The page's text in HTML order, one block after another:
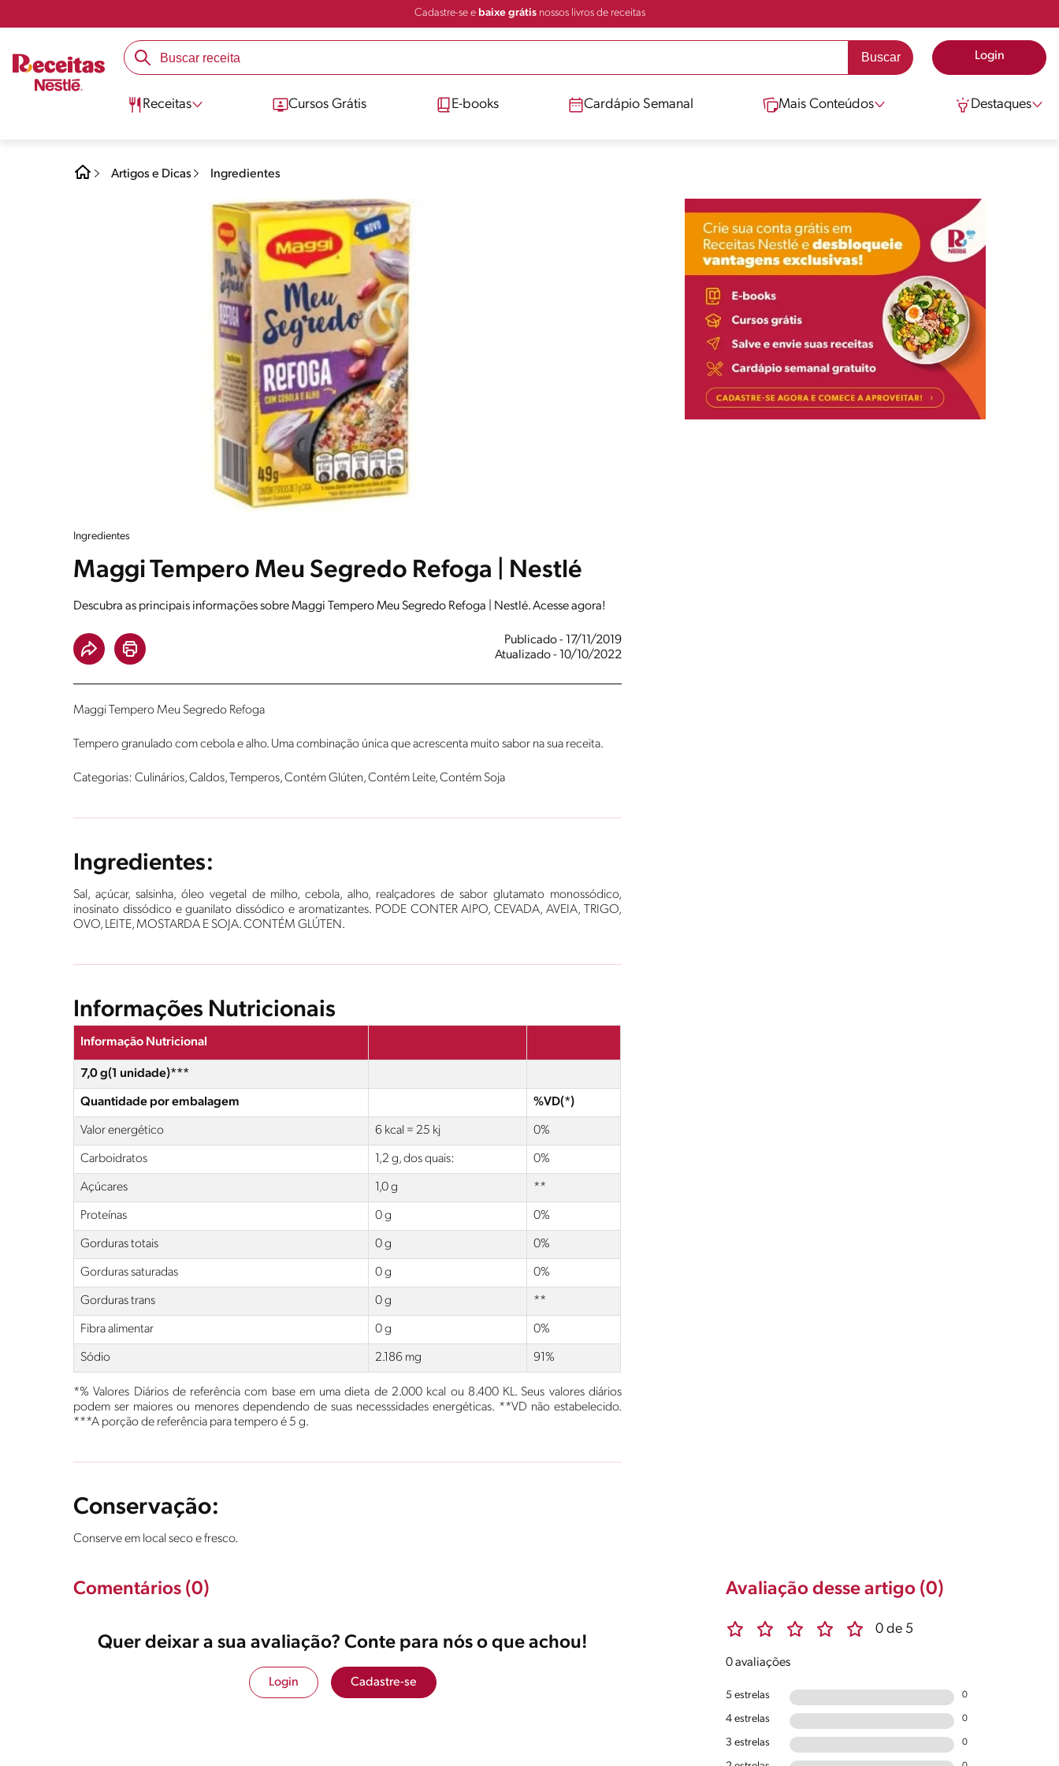
Cadastre-se e baixe grátisnossos livros de receitas
Login
Receitas Cursos Grátis E-books Cardápio Semanal Mais Conteúdos Destaques
Artigos e Dicas Ingredientes
Ingredientes
Maggi Tempero Meu Segredo Refoga | Nestlé
Descubra as principais informações sobre Maggi Tempero Meu Segredo Refoga | Nestlé. Acesse agora!
Publicado - 17/11/2019
Atualizado - 10/10/2022
Maggi Tempero Meu Segredo Refoga
Tempero granulado com cebola e alho. Uma combinação única que acrescenta muito sabor na sua receita.
Categorias: Culinários, Caldos, Temperos, Contém Glúten, Contém Leite, Contém Soja
Ingredientes:
Sal, açúcar, salsinha, óleo vegetal de milho, cebola, alho, realçadores de sabor glutamato monossódico,
inosinato dissódico e guanilato dissódico e aromatizantes. PODE CONTER AIPO, CEVADA, AVEIA, TRIGO,
OVO, LEITE, MOSTARDA E SOJA. CONTÉM GLÚTEN.
Informações Nutricionais
Informação Nutricional
7,0 g(1 unidade)***
Quantidade por embalagem %VD(*)
Valor energético 6 kcal = 25 kj 0%
Carboidratos 1,2 g, dos quais: 0%
Açúcares 1,0 g **
Proteínas 0 g 0%
Gorduras totais 0 g 0%
Gorduras saturadas 0 g 0%
Gorduras trans 0 g **
Fibra alimentar 0 g 0%
Sódio 2.186 mg 91%
*% Valores Diários de referência com base em uma dieta de 2.000 kcal ou 8.400 KL. Seus valores diários
podem ser maiores ou menores dependendo de suas necesssidades energéticas. **VD não estabelecido.
***A porção de referência para tempero é 5 g.
Conservação:
Conserve em local seco e fresco.
Avaliação desse artigo (0)
0 de 5
0 avaliações
5 estrelas 0
4 estrelas 0
3 estrelas 0
Comentários (0)
Quer deixar a sua avaliação? Conte para nós o que achou!
Login Cadastre-se